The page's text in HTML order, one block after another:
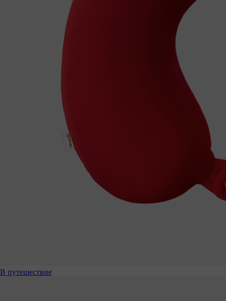
В путешествие